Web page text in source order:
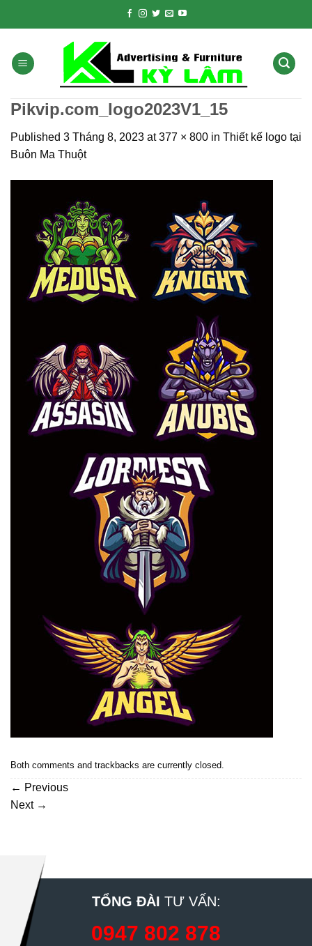
Pikvip.com_logo2023V1_15
Published 3 Tháng 8, 2023 at377 × 800 in Thiết kế logo tại
Buôn Ma Thuột
Both comments and trackbacks are currently closed.
← Previous
Next →
TỔNG ĐÀI TƯ VẤN:
0947 802 878